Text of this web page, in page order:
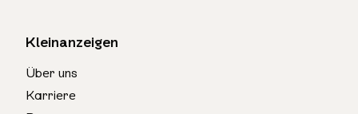
Kleinanzeigen
Über uns
Karriere